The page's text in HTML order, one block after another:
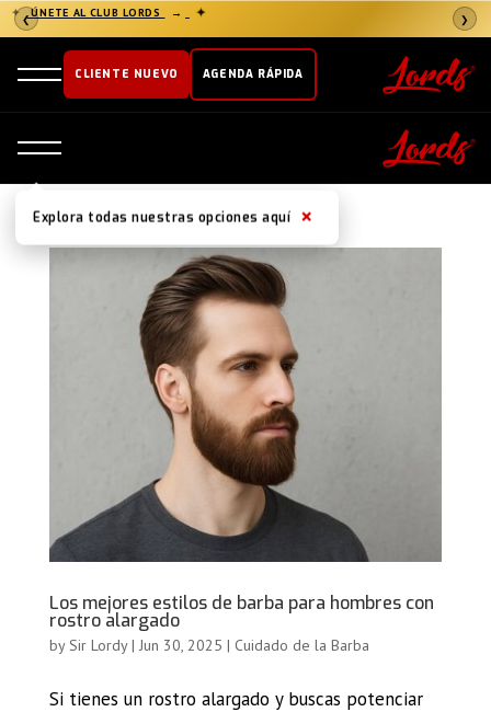
❮ ❯
✦ ÚNETE AL CLUB LORDS → ✦
CLIENTE NUEVO AGENDA RÁPIDA
Explora todas nuestras opciones aquí ×
Los mejores estilos de barba para hombres con
rostro alargado
bySir Lordy| Jun 30, 2025 | Cuidado de la Barba
Si tienes un rostro alargado y buscas potenciar